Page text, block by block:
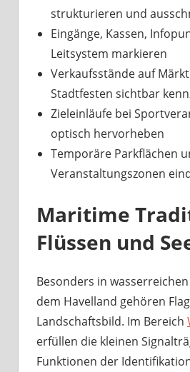
strukturieren und
Eingänge, Kassen,
Leitsystem markieren
Verkaufsstände auf
Stadtfesten sichtbar
Zieleinläufe bei
optisch hervorheben
Temporäre Parkflächen
Veranstaltungszonen
Maritime
Flüssen und
Besonders in
dem Havelland gehören
Landschaftsbild. Im Bereich
erfüllen die kleinen
Funktionen der